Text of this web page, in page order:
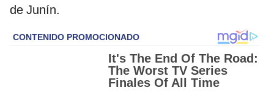
de Junín.